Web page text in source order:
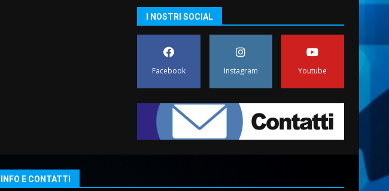
La magia del Minareto e la
prima assoluta de “L’Albergo
Belvedere. Il rapimento”
6 Agosto 2026 06:15
“I Contestatori: Musica di
Rivoluzione”: nuovo
appuntamento con “Fasano in
Banda”
7 Agosto 2026 06:05
calcio”
I NOSTRI SOCIAL
Facebook Instagram Youtube
INFO E CONTATTI